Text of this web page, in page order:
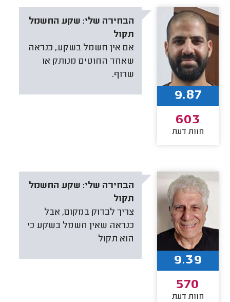
הבחירה שלי: שקע החשמל
תקול
אם אין חשמל בשקע, כנראה
שאחד החוטים מנותק או
שרוף.
9.87
603
חוות דעת
הבחירה שלי: שקע החשמל
תקול
צריך לבדוק במקום, אבל
כנראה שאין חשמל בשקע כי
הוא תקול
9.39
570
חוות דעת